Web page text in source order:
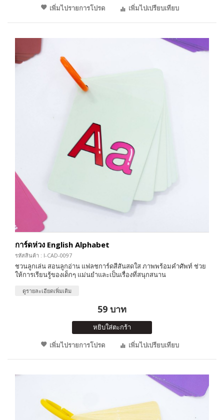
เพิ่มไปรายการโปรด
เพิ่มไปเปรียบเทียบ
การ์ดห่วง English Alphabet
รหัสสินค้า : I-CAD-0097
ชวนลูกเล่น สอนลูกอ่าน แฟลชการ์ดสีสันสดใส ภาพพร้อมคำศัพท์ ช่วย
ให้การเรียนรู้ของเด็กๆ แม่นยำและเป็นเรื่องที่สนุกสนาน
ดูรายละเอียดเพิ่มเติม
59 บาท
หยิบใส่ตะกร้า
เพิ่มไปรายการโปรด
เพิ่มไปเปรียบเทียบ